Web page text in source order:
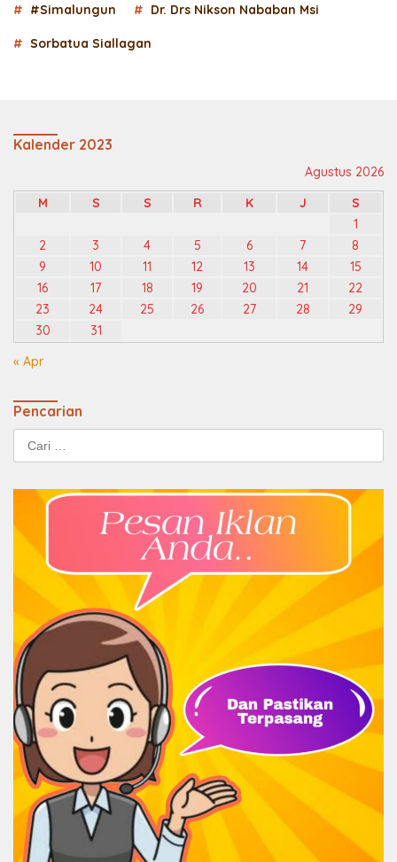
#Simalungun Dr. Drs Nikson Nababan Msi
Sorbatua Siallagan
Kalender 2023
Agustus 2026
M
S S R K J
S
1
2
3 4 5 6 7
8
9
10 11 12 13 14
15
16
17 18 19 20 21
22
23
24 25 26 27 28
29
30
31
« Apr
Pencarian
Cari
untuk: